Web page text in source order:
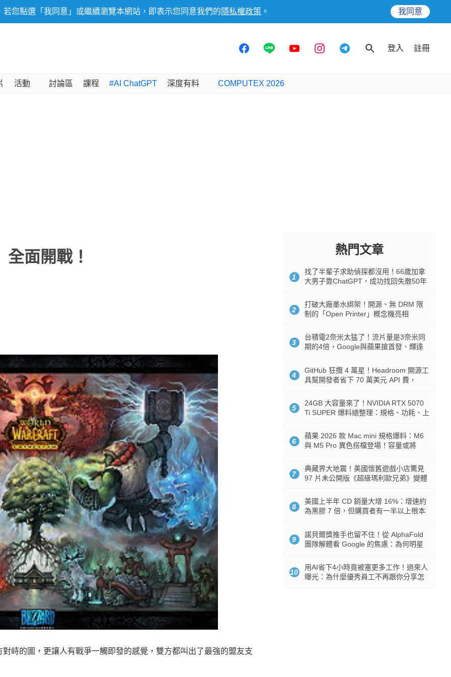
您點選「我同意」或繼續瀏覽本網站，即表示您同意我們的 隱私權政策 。 我同意
登入 註冊
活動 討論區 課程 #AI ChatGPT 深度有料 COMPUTEX 2026
面開戰！
峙的圖，更讓人有戰爭一觸即發的感覺，雙方都叫出了最強的盟友支
熱門文章
1
找了半輩子求助偵探都沒用！66歲加拿
大男子靠ChatGPT，成功找回失散50年
2
打破大廠墨水綁架！開源、無 DRM 限
制的「Open Printer」概念機亮相
3
台積電2奈米太猛了！流片量是3奈米同
期的4倍，Google與蘋果搶首發、輝達
4
GitHub 狂攬 4 萬星！Headroom 開源工
具幫開發者省下 70 萬美元 API 費，
5
24GB 大容量來了！NVIDIA RTX 5070
Ti SUPER 爆料總整理：規格、功耗、上
6
蘋果 2026 款 Mac mini 規格爆料：M6
與 M5 Pro 異色搭檔登場！容量或將
7
典藏界大地震！美國懷舊遊戲小店驚見
97 片未公開版《超級瑪利歐兄弟》變體
8
美國上半年 CD 銷量大增 16%：增速約
為黑膠 7 倍，但購買者有一半以上根本
9
諾貝爾獎推手也留不住！從 AlphaFold
團隊解體看 Google 的焦慮：為何明星
10
用AI省下4小時竟被塞更多工作！過來人
曝光：為什麼優秀員工不再跟你分享怎